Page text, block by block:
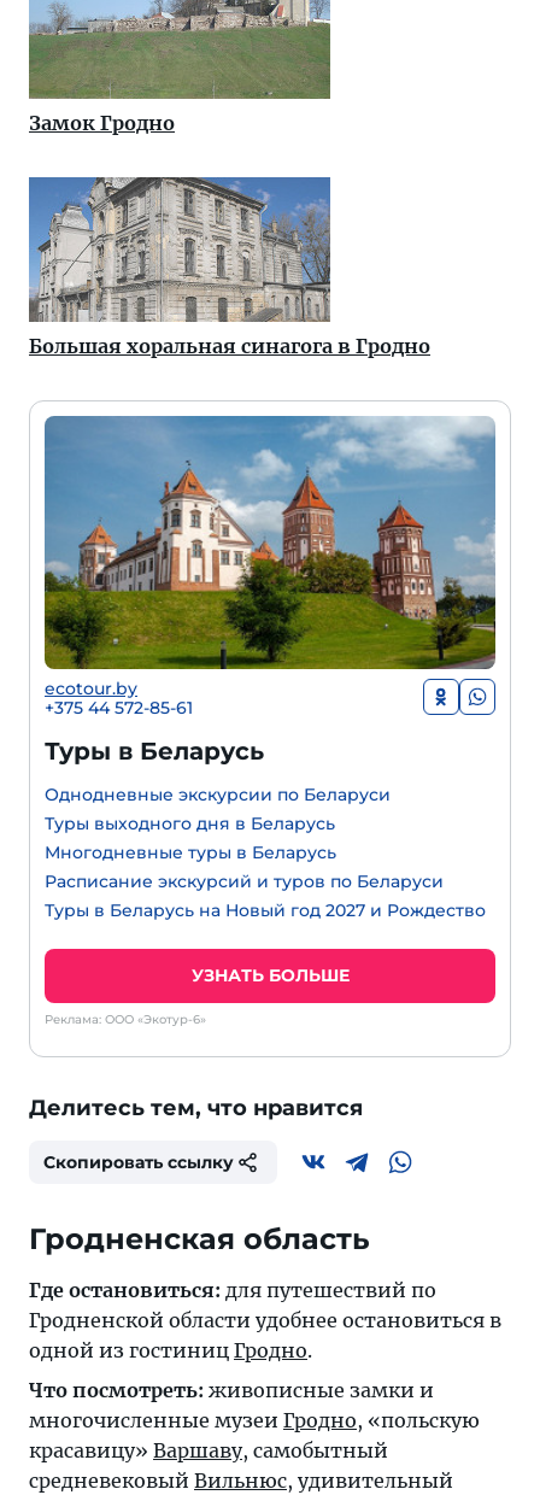
Замок Гродно
Большая хоральная синагога в Гродно
ecotour.by
+375 44 572-85-61
Туры в Беларусь
Однодневные экскурсии по Беларуси
Туры выходного дня в Беларусь
Многодневные туры в Беларусь
Расписание экскурсий и туров по Беларуси
Туры в Беларусь на Новый год 2027 и Рождество
УЗНАТЬ БОЛЬШЕ
Реклама: ООО «Экотур-6»
Делитесь тем, что нравится
Скопировать ссылку
Гродненская область
Где остановиться: для путешествий по
Гродненской области удобнее остановиться в
одной из гостиниц Гродно.
Что посмотреть: живописные замки и
многочисленные музеи Гродно, «польскую
красавицу» Варшаву, самобытный
средневековый Вильнюс, удивительный